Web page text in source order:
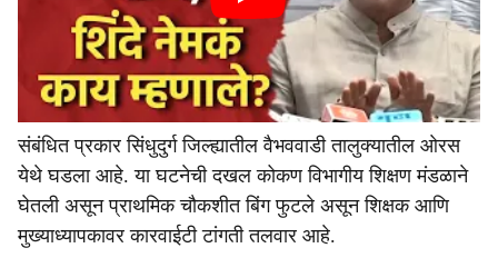
संबंधित प्रकार सिंधुदुर्ग जिल्ह्यातील वैभववाडी तालुक्यातील ओरस
येथे घडला आहे. या घटनेची दखल कोकण विभागीय शिक्षण मंडळाने
घेतली असून प्राथमिक चौकशीत बिंग फुटले असून शिक्षक आणि
मुख्याध्यापकावर कारवाईटी टांगती तलवार आहे.